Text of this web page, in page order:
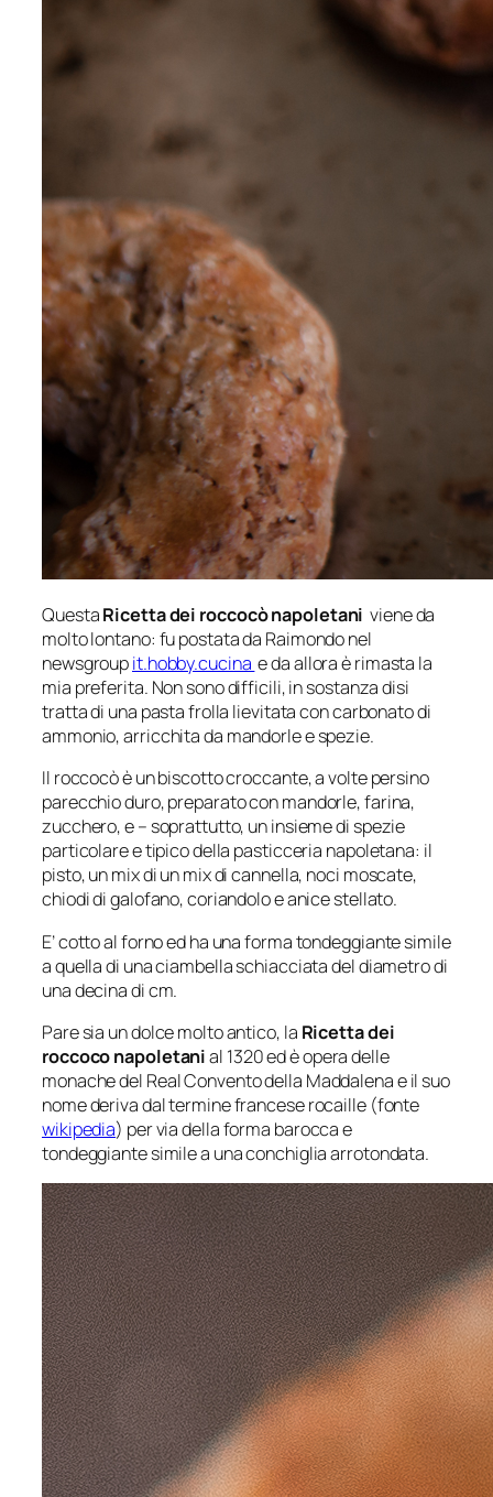
QuestaRicetta dei roccocò napoletani viene da
molto lontano: fu postata da Raimondo nel
newsgroupit.hobby.cucina e da allora è rimasta la
mia preferita. Non sono difficili, in sostanza disi
tratta di una pasta frolla lievitata con carbonato di
ammonio, arricchita da mandorle e spezie.
Il roccocò è un biscotto croccante, a volte persino
parecchio duro, preparato con mandorle, farina,
zucchero, e – soprattutto, un insieme di spezie
particolare e tipico della pasticceria napoletana: il
pisto, un mix di un mix di cannella, noci moscate,
chiodi di galofano, coriandolo e anice stellato.
E’ cotto al forno ed ha una forma tondeggiante simile
a quella di una ciambella schiacciata del diametro di
una decina di cm.
Pare sia un dolce molto antico, la Ricetta dei
roccoco napoletanial 1320 ed è opera delle
monache del Real Convento della Maddalena e il suo
nome deriva dal termine francese rocaille (fonte
wikipedia) per via della forma barocca e
tondeggiante simile a una conchiglia arrotondata.